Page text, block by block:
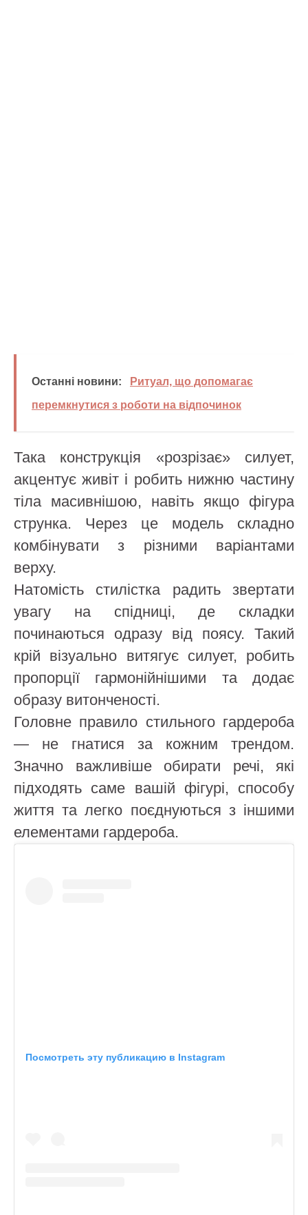
Останні новини:
Ритуал, що допомагає
перемкнутися з роботи на відпочинок
Така конструкція «розрізає» силует,
акцентує живіт і робить нижню частину
тіла масивнішою, навіть якщо фігура
струнка. Через це модель складно
комбінувати з різними варіантами
верху.
Натомість стилістка радить звертати
увагу на спідниці, де складки
починаються одразу від поясу. Такий
крій візуально витягує силует, робить
пропорції гармонійнішими та додає
образу витонченості.
Головне правило стильного гардероба
— не гнатися за кожним трендом.
Значно важливіше обирати речі, які
підходять саме вашій фігурі, способу
життя та легко поєднуються з іншими
елементами гардероба.
Посмотреть эту публикацию в Instagram